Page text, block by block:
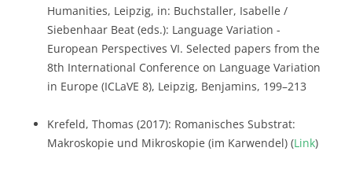
Humanities, Leipzig, in: Buchstaller, Isabelle /
Siebenhaar Beat (eds.): Language Variation -
European Perspectives VI. Selected papers from the
8th International Conference on Language Variation
in Europe (ICLaVE 8), Leipzig, Benjamins, 199–213
Krefeld, Thomas (2017): Romanisches Substrat:
Makroskopie und Mikroskopie (im Karwendel) (Link)